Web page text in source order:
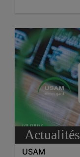
Actualités
USAM